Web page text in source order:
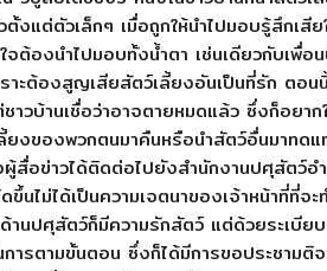
งแต่ตัวเล็กๆ เมื่อถูกให้นำไปมอบรู้สึกเสี
จต้องนำไปมอบทั้งน้ำตา เช่นเดียวกับเพื่
าะต้องสูญเสียสัตว์เลี้ยงอันเป็นที่รัก ตอนนี้
าวบ้านเชื่อว่าอาจตายหมดแล้ว ซึ่งก็อยาก
ยงของพวกตนมาคืนหรือนำสัตว์อื่นมาทด
ผู้สื่อข่าวได้ติดต่อไปยังสำนักงานปศุสัตว์อ
ขึ้นไม่ได้เป็นความเจตนาของเจ้าหน้าที่ที่จ
านปศุสัตว์ก็มีความรักสัตว์ แต่ด้วยระเบีย
ารตามขั้นตอน ซึ่งก็ได้มีการขอประชามติ